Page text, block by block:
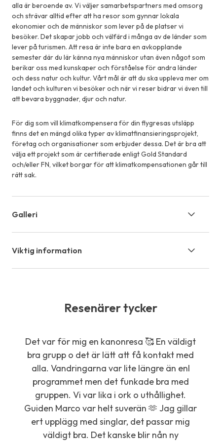
alla är beroende av. Vi väljer samarbetspartners med omsorg
och strävar alltid efter att ha resor som gynnar lokala
ekonomier och de människor som lever på de platser vi
besöker. Det skapar jobb och välfärd i många av de länder som
lever på turismen. Att resa är inte bara en avkopplande
semester där du lär känna nya människor utan även något som
berikar oss med kunskaper och förståelse för andra länder
och dess natur och kultur. Vårt mål är att du ska uppleva mer om
landet och kulturen vi besöker och när vi reser bidrar vi även till
att bevara byggnader, djur och natur.
För dig som vill klimatkompensera för din flygresas utsläpp
finns det en mängd olika typer av klimatfinansieringsprojekt,
företag och organisationer som erbjuder dessa. Det är bra att
välja ett projekt som är certifierade enligt Gold Standard
och/eller FN, vilket borgar för att klimatkompensationen går till
rätt sak.
Galleri
Viktig information
Resenärer tycker
Det var för mig en kanonresa 🥰 En väldigt
bra grupp o det är lätt att få kontakt med
alla. Vandringarna var lite längre än enl
programmet men det funkade bra med
gruppen. Vi var lika i ork o uthållighet.
Guiden Marco var helt suverän 🫶 Jag gillar
ert upplägg med singlar, det passar mig
väldigt bra. Det kanske blir nån ny